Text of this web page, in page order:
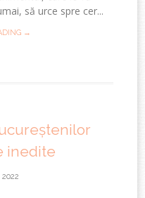
să urce spre cer...
→
inedite
2022